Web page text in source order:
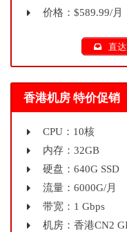
价格：$589.99/月
直
香港机房 特价促销
CPU：10核
内存：32GB
硬盘：640G SSD
流量：6000G/月
带宽：1 Gbps
机房：香港CN2